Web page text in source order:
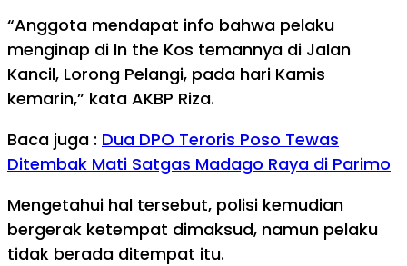
“Anggota mendapat info bahwa pelaku
menginap di In the Kos temannya di Jalan
Kancil, Lorong Pelangi, pada hari Kamis
kemarin,” kata AKBP Riza.
Baca juga : Dua DPO Teroris Poso Tewas
Ditembak Mati Satgas Madago Raya di Parimo
Mengetahui hal tersebut, polisi kemudian
bergerak ketempat dimaksud, namun pelaku
tidak berada ditempat itu.